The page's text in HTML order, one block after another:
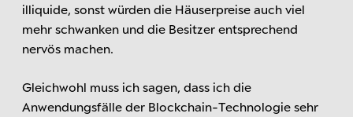
illiquide, sonst würden die Häuserpreise auch viel
mehr schwanken und die Besitzer entsprechend
nervös machen.
Gleichwohl muss ich sagen, dass ich die
Anwendungsfälle der Blockchain-Technologie sehr